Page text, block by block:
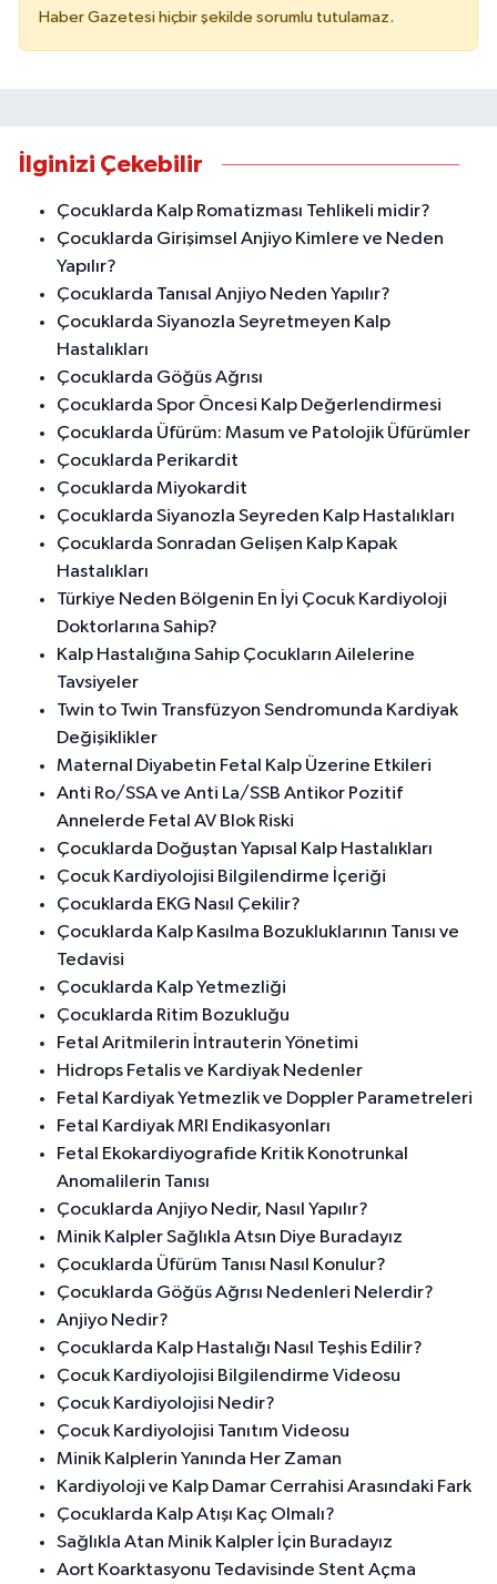
Haber Gazetesi hiçbir şekilde sorumlu tutulamaz.
İlginizi Çekebilir
Çocuklarda Kalp Romatizması Tehlikeli midir?
Çocuklarda Girişimsel Anjiyo Kimlere ve Neden
Yapılır?
Çocuklarda Tanısal Anjiyo Neden Yapılır?
Çocuklarda Siyanozla Seyretmeyen Kalp
Hastalıkları
Çocuklarda Göğüs Ağrısı
Çocuklarda Spor Öncesi Kalp Değerlendirmesi
Çocuklarda Üfürüm: Masum ve Patolojik Üfürümler
Çocuklarda Perikardit
Çocuklarda Miyokardit
Çocuklarda Siyanozla Seyreden Kalp Hastalıkları
Çocuklarda Sonradan Gelişen Kalp Kapak
Hastalıkları
Türkiye Neden Bölgenin En İyi Çocuk Kardiyoloji
Doktorlarına Sahip?
Kalp Hastalığına Sahip Çocukların Ailelerine
Tavsiyeler
Twin to Twin Transfüzyon Sendromunda Kardiyak
Değişiklikler
Maternal Diyabetin Fetal Kalp Üzerine Etkileri
Anti Ro/SSA ve Anti La/SSB Antikor Pozitif
Annelerde Fetal AV Blok Riski
Çocuklarda Doğuştan Yapısal Kalp Hastalıkları
Çocuk Kardiyolojisi Bilgilendirme İçeriği
Çocuklarda EKG Nasıl Çekilir?
Çocuklarda Kalp Kasılma Bozukluklarının Tanısı ve
Tedavisi
Çocuklarda Kalp Yetmezliği
Çocuklarda Ritim Bozukluğu
Fetal Aritmilerin İntrauterin Yönetimi
Hidrops Fetalis ve Kardiyak Nedenler
Fetal Kardiyak Yetmezlik ve Doppler Parametreleri
Fetal Kardiyak MRI Endikasyonları
Fetal Ekokardiyografide Kritik Konotrunkal
Anomalilerin Tanısı
Çocuklarda Anjiyo Nedir, Nasıl Yapılır?
Minik Kalpler Sağlıkla Atsın Diye Buradayız
Çocuklarda Üfürüm Tanısı Nasıl Konulur?
Çocuklarda Göğüs Ağrısı Nedenleri Nelerdir?
Anjiyo Nedir?
Çocuklarda Kalp Hastalığı Nasıl Teşhis Edilir?
Çocuk Kardiyolojisi Bilgilendirme Videosu
Çocuk Kardiyolojisi Nedir?
Çocuk Kardiyolojisi Tanıtım Videosu
Minik Kalplerin Yanında Her Zaman
Kardiyoloji ve Kalp Damar Cerrahisi Arasındaki Fark
Çocuklarda Kalp Atışı Kaç Olmalı?
Sağlıkla Atan Minik Kalpler İçin Buradayız
Aort Koarktasyonu Tedavisinde Stent Açma